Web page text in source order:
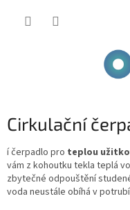
Cirkulační
í čerpadlo pro teplou
vám z kohoutku tekla teplá
zbytečné odpouštění
voda neustále obíhá v